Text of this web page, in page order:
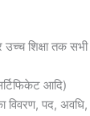
शिक्षा तक सभी
आदि)
विवरण, पद, अवधि,